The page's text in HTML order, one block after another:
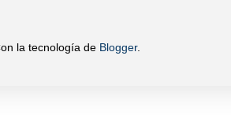
la tecnología de Blogger.